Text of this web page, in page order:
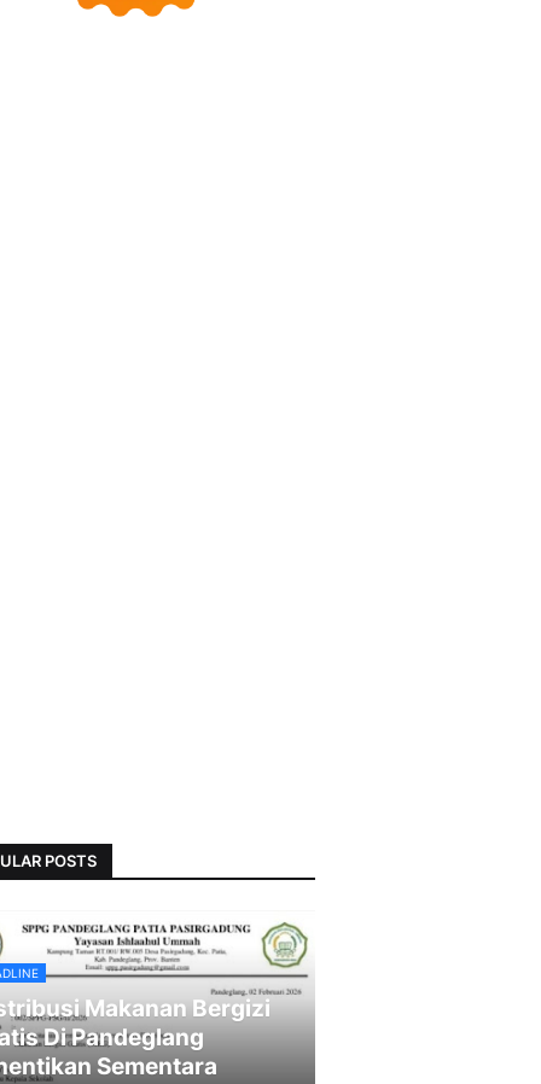
POSTS
Makanan Bergizi
Di Pandeglang
Sementara